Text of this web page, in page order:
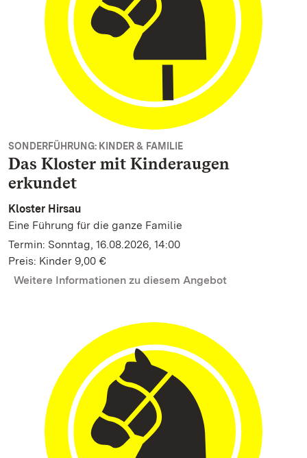
SONDERFÜHRUNG: KINDER & FAMILIE
Das Kloster mit Kinderaugen
erkundet
Kloster Hirsau
Eine Führung für die ganze Familie
Termin: Sonntag, 16.08.2026, 14:00
Preis: Kinder 9,00 €
Weitere Informationen zu diesem Angebot